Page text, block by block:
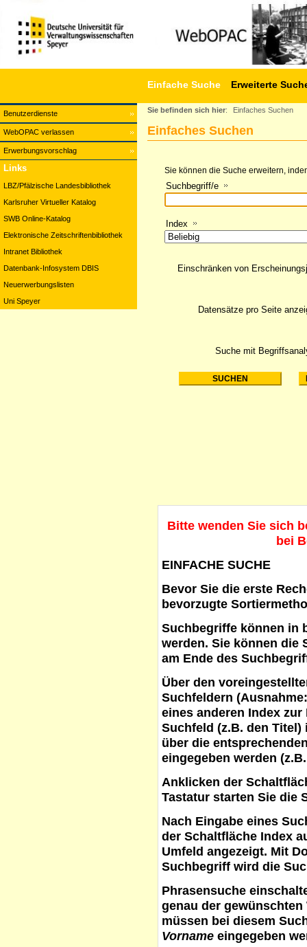
Benutzerdienste
WebOPAC verlassen
Erwerbungsvorschlag
Einfache Suche Erweiterte
Links
LBZ/Pfälzische Landesbibliothek
Karlsruher Virtueller Katalog
SWB Online-Katalog
Elektronische Zeitschriftenbibliothek
Intranet Bibliothek
Datenbank-Infosystem DBIS
Neuerwerbungslisten
Uni Speyer
Sie befinden sich hier: Einfaches Suchen
Einfaches Suchen
Sie können die Suche erweitern,
Suchbegriff/e
Index
Suche mit
Einschränken von
Datensätze pro Seite
Bitte wenden Sie sich
bei
EINFACHE SUCHE
Bevor Sie die erste
bevorzugte
Suchbegriffe können in
werden. Sie können die
am Ende des
Über den
Suchfeldern
eines anderen Index
Suchfeld (z.B. den
über die
eingegeben werden
Anklicken der
Tastatur starten Sie die
Nach Eingabe eines
der Schaltfläche Index
Umfeld angezeigt. Mit
Suchbegriff wird die
Phrasensuche
genau der
müssen bei diesem
Vorname eingegeben